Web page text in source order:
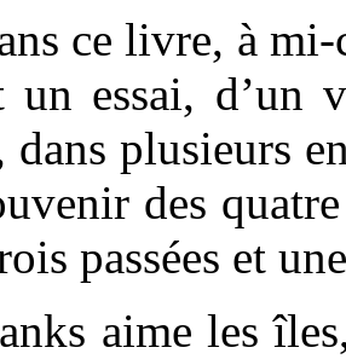
ce livre, à
un essai, d’un
dans plusieurs
des
passées et
aime les